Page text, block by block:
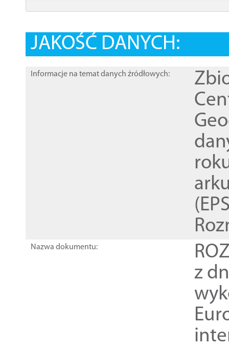
JAKOŚĆ DANYCH:
Informacje na temat danych źródłowych:
Nazwa dokumentu:
z